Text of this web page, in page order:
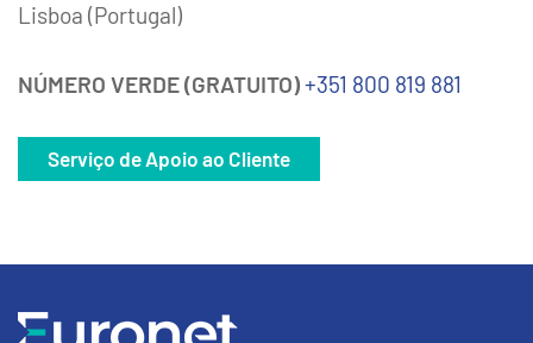
Lisboa (Portugal)
NÚMERO VERDE (GRATUITO)+351 800 819 881
Serviço de Apoio ao Cliente